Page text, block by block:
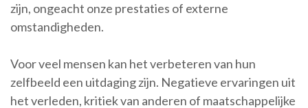
zijn, ongeacht onze prestaties of externe
omstandigheden.
Voor veel mensen kan het verbeteren van hun
zelfbeeld een uitdaging zijn. Negatieve ervaringen uit
het verleden, kritiek van anderen of maatschappelijke